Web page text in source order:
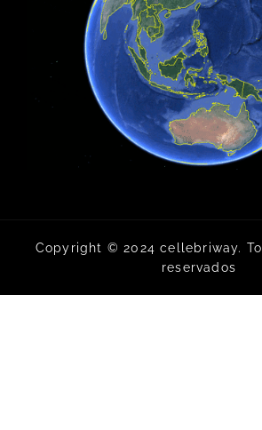
Copyright © 2024 cellebriway.
reservados